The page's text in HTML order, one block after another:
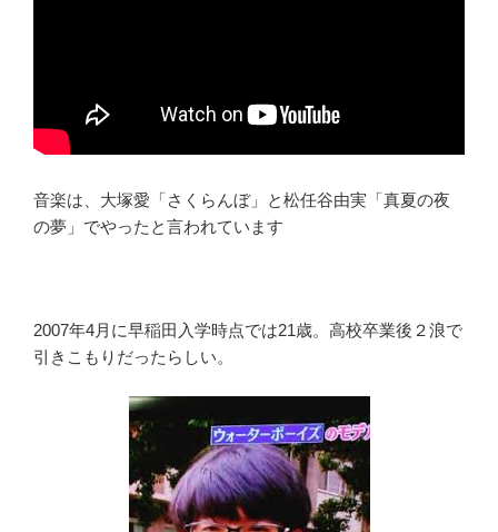
音楽は、大塚愛「さくらんぼ」と松任谷由実「真夏の夜
の夢」でやったと言われています
2007年4月に早稲田入学時点では21歳。高校卒業後２浪で
引きこもりだったらしい。